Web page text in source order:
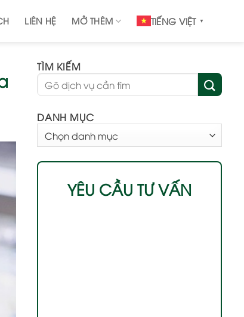
LIÊN HỆ MỞ THÊM TIẾNG VIỆT ▼
TÌM KIẾM
DANH MỤC
MỤC
YÊU CẦU TƯ VẤN